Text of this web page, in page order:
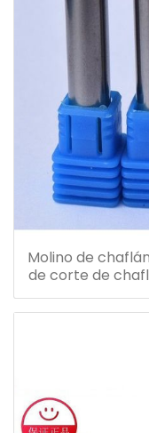
Molino de
de corte de